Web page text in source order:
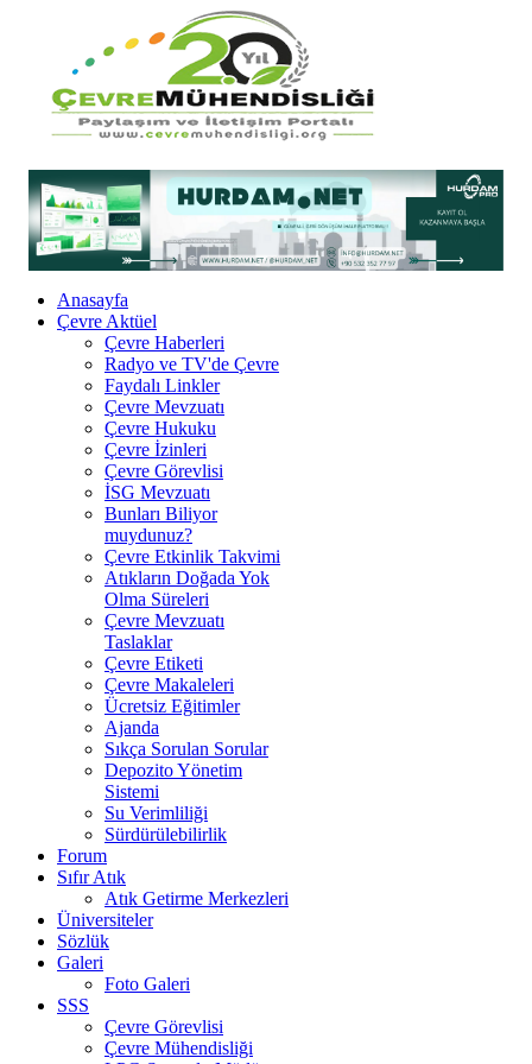
Anasayfa
Çevre Aktüel
Çevre Haberleri
Radyo ve TV'de Çevre
Faydalı Linkler
Çevre Mevzuatı
Çevre Hukuku
Çevre İzinleri
Çevre Görevlisi
İSG Mevzuatı
Bunları Biliyor
muydunuz?
Çevre Etkinlik Takvimi
Atıkların Doğada Yok
Olma Süreleri
Çevre Mevzuatı
Taslaklar
Çevre Etiketi
Çevre Makaleleri
Ücretsiz Eğitimler
Ajanda
Sıkça Sorulan Sorular
Depozito Yönetim
Sistemi
Su Verimliliği
Sürdürülebilirlik
Forum
Sıfır Atık
Atık Getirme Merkezleri
Üniversiteler
Sözlük
Galeri
Foto Galeri
SSS
Çevre Görevlisi
Çevre Mühendisliği